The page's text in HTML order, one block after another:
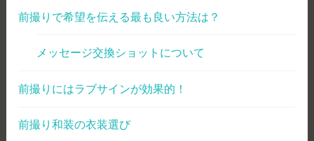
前撮りで希望を伝える最も良い方法は？
メッセージ交換ショットについて
前撮りにはラブサインが効果的！
前撮り和装の衣装選び